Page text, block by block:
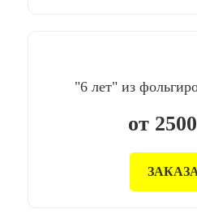
"6 лет" из
от 2500